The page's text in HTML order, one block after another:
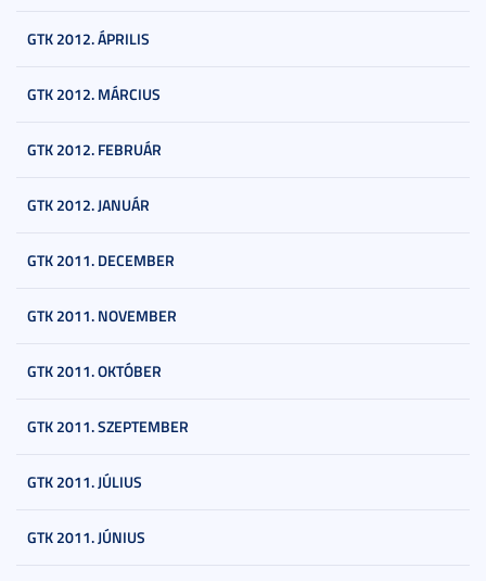
GTK 2012. ÁPRILIS
GTK 2012. MÁRCIUS
GTK 2012. FEBRUÁR
GTK 2012. JANUÁR
GTK 2011. DECEMBER
GTK 2011. NOVEMBER
GTK 2011. OKTÓBER
GTK 2011. SZEPTEMBER
GTK 2011. JÚLIUS
GTK 2011. JÚNIUS